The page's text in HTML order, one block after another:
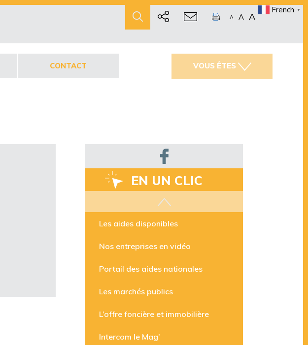
A A A
French ▼
CONTACT VOUS ÊTES
EN UN CLIC
Les aides disponibles
Nos entreprises en vidéo
Portail des aides nationales
Les marchés publics
L’offre foncière et immobilière
Intercom le Mag’